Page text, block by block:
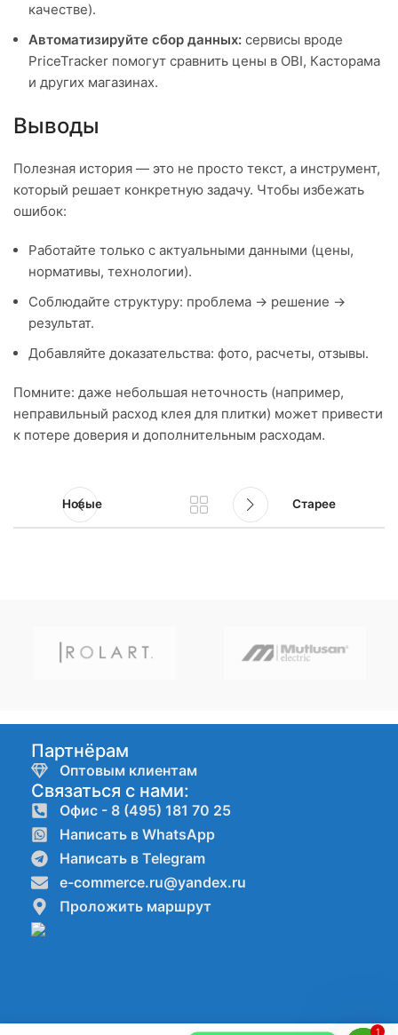
качестве).
Автоматизируйте сбор данных: сервисы вроде
PriceTracker помогут сравнить цены в OBI, Касторама
и других магазинах.
Выводы
Полезная история — это не просто текст, а инструмент,
который решает конкретную задачу. Чтобы избежать
ошибок:
Работайте только с актуальными данными (цены,
нормативы, технологии).
Соблюдайте структуру: проблема → решение →
результат.
Добавляйте доказательства: фото, расчеты, отзывы.
Помните: даже небольшая неточность (например,
неправильный расход клея для плитки) может привести
к потере доверия и дополнительным расходам.
Новые Старее
Партнёрам
Оптовым клиентам
Связаться с нами:
Офис - 8 (495) 181 70 25
Написать в WhatsApp
Написать в Telegram
e-commerce.ru@yandex.ru
Проложить маршрут
1